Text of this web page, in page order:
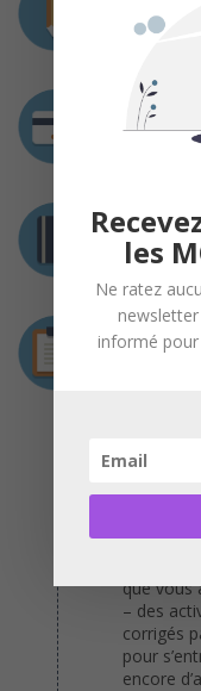
1 à 3
Coût
cours »)
– des
(« côté
– des
veulent
– des
que vous
– des
corrigés
pour
encore
les
Ne ratez
informé